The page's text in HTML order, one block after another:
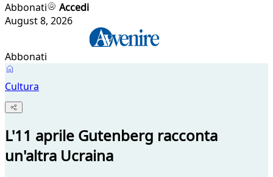
Abbonati
Accedi
August 8, 2026
Abbonati
Cultura
L'11 aprile Gutenberg racconta
un'altra Ucraina